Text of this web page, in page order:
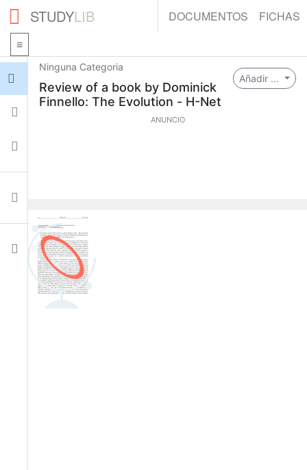
STUDYLIB DOCUMENTOS FICHAS
Ajustes
Añadir ...
Ninguna Categoria
Review of a book by Dominick
Finnello: The Evolution - H-Net
ANUNCIO
0